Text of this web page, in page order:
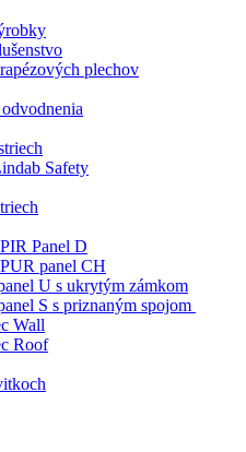
plechov
Safety
Panel D
panel CH
U s ukrytým zámkom
S s priznaným spojom
Wall
Roof